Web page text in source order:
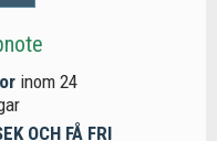
inom 24
OCH FÅ FRI